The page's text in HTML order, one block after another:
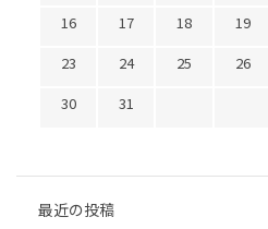
16
17 18 19
23
24 25 26
30
31
最近の投稿